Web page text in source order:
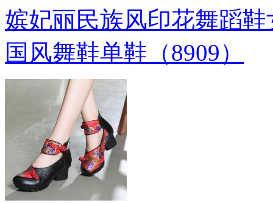
嫔妃丽民族风印花舞蹈
国风舞鞋单鞋（8909）